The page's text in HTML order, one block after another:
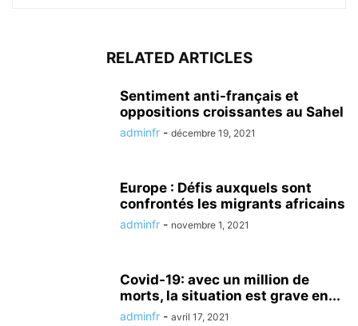
RELATED ARTICLES
Sentiment anti-français et
oppositions croissantes au Sahel
adminfr - décembre 19, 2021
Europe : Défis auxquels sont
confrontés les migrants africains
adminfr - novembre 1, 2021
Covid-19: avec un million de
morts, la situation est grave en...
adminfr - avril 17, 2021